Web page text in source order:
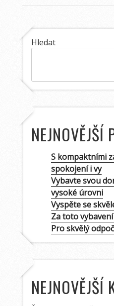
Hledat
NEJNOVĚJŠÍ
S kompaktními
spokojení i vy
Vybavte svou
vysoké úrovni
Vyspěte se
Za toto
Pro skvělý
NEJNOVĚJŠÍ